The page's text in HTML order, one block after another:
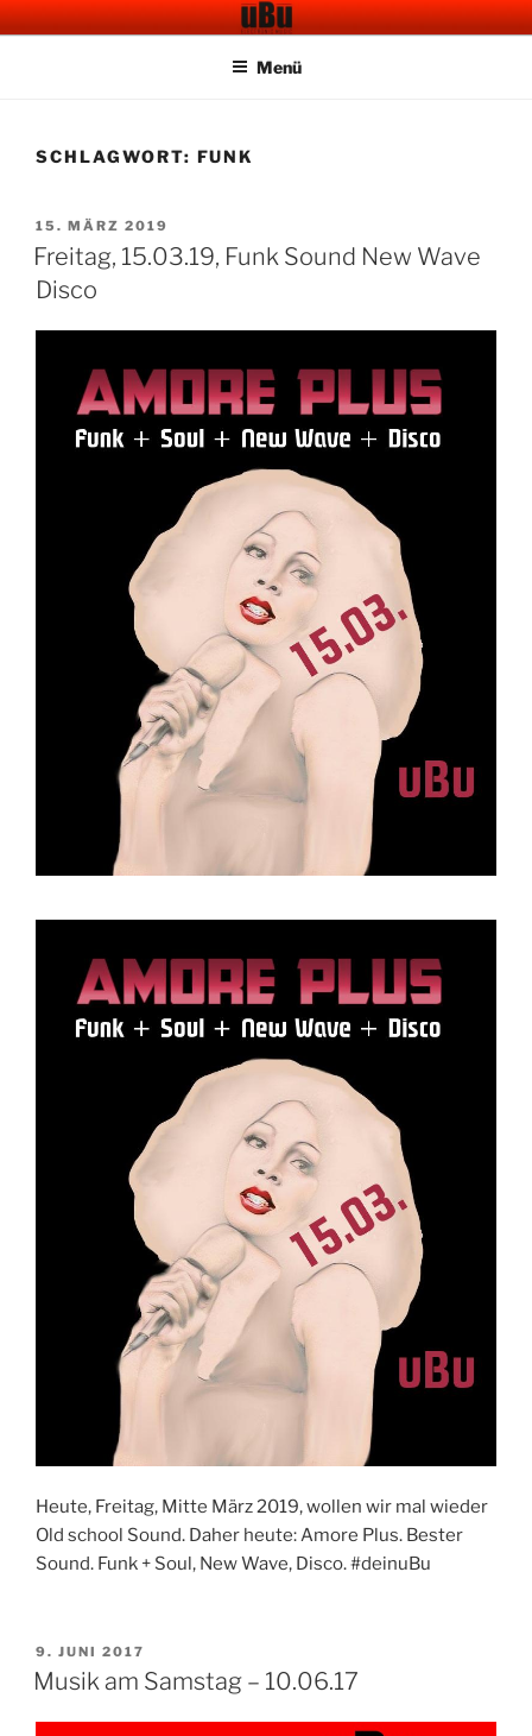
Zum
InhaltUBU CAFE BAR
Menü
SCHLAGWORT: FUNK
VERÖFFENTLICHT
AM
15. MÄRZ 2019
Freitag, 15.03.19, Funk Sound New Wave
Disco
Heute, Freitag, Mitte März 2019, wollen wir mal wieder
Old school Sound. Daher heute: Amore Plus. Bester
Sound. Funk + Soul, New Wave, Disco. #deinuBu
VERÖFFENTLICHT
AM
9. JUNI 2017
Musik am Samstag – 10.06.17